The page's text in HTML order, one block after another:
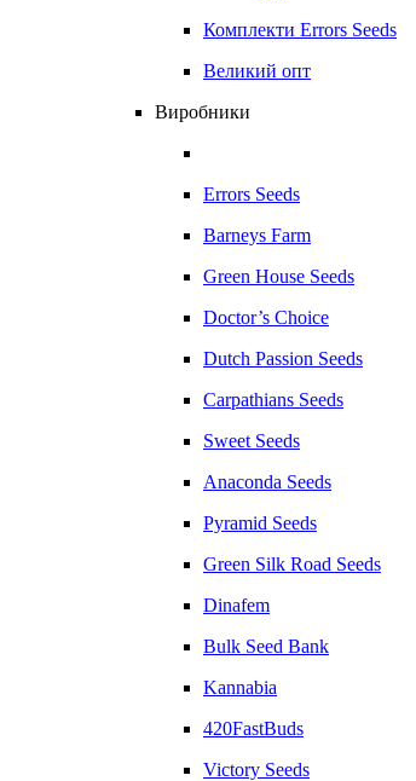
Комплекти Errors Seeds
Великий опт
Виробники
Errors Seeds
Barneys Farm
Green House Seeds
Doctor’s Choice
Dutch Passion Seeds
Carpathians Seeds
Sweet Seeds
Anaconda Seeds
Pyramid Seeds
Green Silk Road Seeds
Dinafem
Bulk Seed Bank
Kannabia
420FastBuds
Victory Seeds